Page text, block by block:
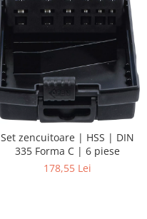
Set zencuitoare | HSS | DIN
335 Forma C | 6 piese
178,55 Lei